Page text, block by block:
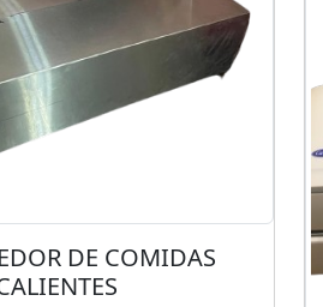
DE COMIDAS